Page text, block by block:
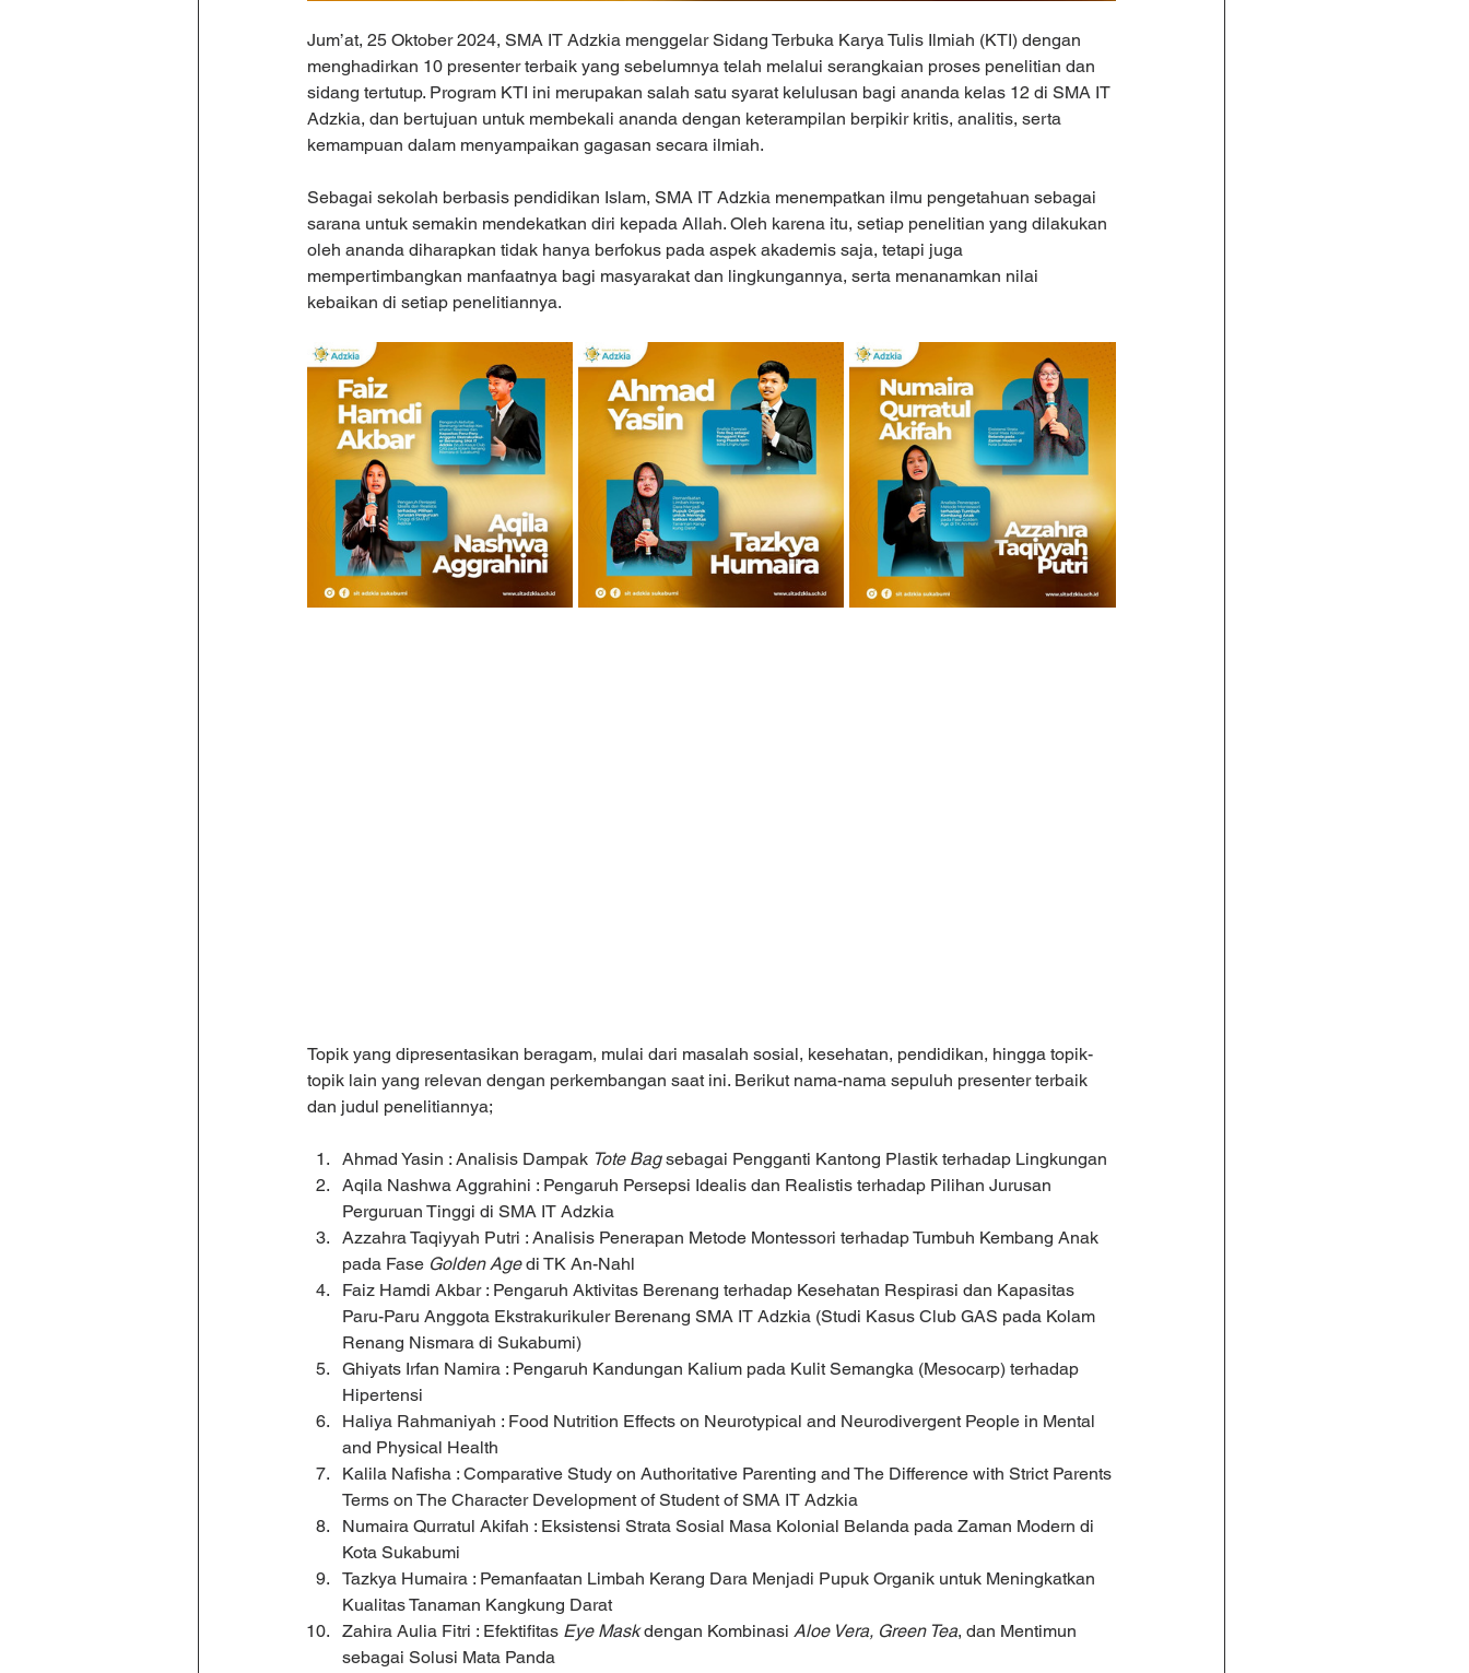
Jum’at, 25 Oktober 2024, SMA IT Adzkia menggelar Sidang Terbuka Karya Tulis Ilmiah (KTI) dengan
menghadirkan 10 presenter terbaik yang sebelumnya telah melalui serangkaian proses penelitian dan
sidang tertutup. Program KTI ini merupakan salah satu syarat kelulusan bagi ananda kelas 12 di SMA IT
Adzkia, dan bertujuan untuk membekali ananda dengan keterampilan berpikir kritis, analitis, serta
kemampuan dalam menyampaikan gagasan secara ilmiah.
Sebagai sekolah berbasis pendidikan Islam, SMA IT Adzkia menempatkan ilmu pengetahuan sebagai
sarana untuk semakin mendekatkan diri kepada Allah. Oleh karena itu, setiap penelitian yang dilakukan
oleh ananda diharapkan tidak hanya berfokus pada aspek akademis saja, tetapi juga
mempertimbangkan manfaatnya bagi masyarakat dan lingkungannya, serta menanamkan nilai
kebaikan di setiap penelitiannya.
Topik yang dipresentasikan beragam, mulai dari masalah sosial, kesehatan, pendidikan, hingga topik-
topik lain yang relevan dengan perkembangan saat ini. Berikut nama-nama sepuluh presenter terbaik
dan judul penelitiannya;
Ahmad Yasin : Analisis Dampak Tote Bag sebagai Pengganti Kantong Plastik terhadap Lingkungan
Aqila Nashwa Aggrahini : Pengaruh Persepsi Idealis dan Realistis terhadap Pilihan Jurusan
Perguruan Tinggi di SMA IT Adzkia
Azzahra Taqiyyah Putri : Analisis Penerapan Metode Montessori terhadap Tumbuh Kembang Anak
pada Fase Golden Age di TK An-Nahl
Faiz Hamdi Akbar : Pengaruh Aktivitas Berenang terhadap Kesehatan Respirasi dan Kapasitas
Paru-Paru Anggota Ekstrakurikuler Berenang SMA IT Adzkia (Studi Kasus Club GAS pada Kolam
Renang Nismara di Sukabumi)
Ghiyats Irfan Namira : Pengaruh Kandungan Kalium pada Kulit Semangka (Mesocarp) terhadap
Hipertensi
Haliya Rahmaniyah : Food Nutrition Effects on Neurotypical and Neurodivergent People in Mental
and Physical Health
Kalila Nafisha : Comparative Study on Authoritative Parenting and The Difference with Strict Parents
Terms on The Character Development of Student of SMA IT Adzkia
Numaira Qurratul Akifah : Eksistensi Strata Sosial Masa Kolonial Belanda pada Zaman Modern di
Kota Sukabumi
Tazkya Humaira : Pemanfaatan Limbah Kerang Dara Menjadi Pupuk Organik untuk Meningkatkan
Kualitas Tanaman Kangkung Darat
Zahira Aulia Fitri : Efektifitas Eye Mask dengan Kombinasi Aloe Vera, Green Tea, dan Mentimun
sebagai Solusi Mata Panda